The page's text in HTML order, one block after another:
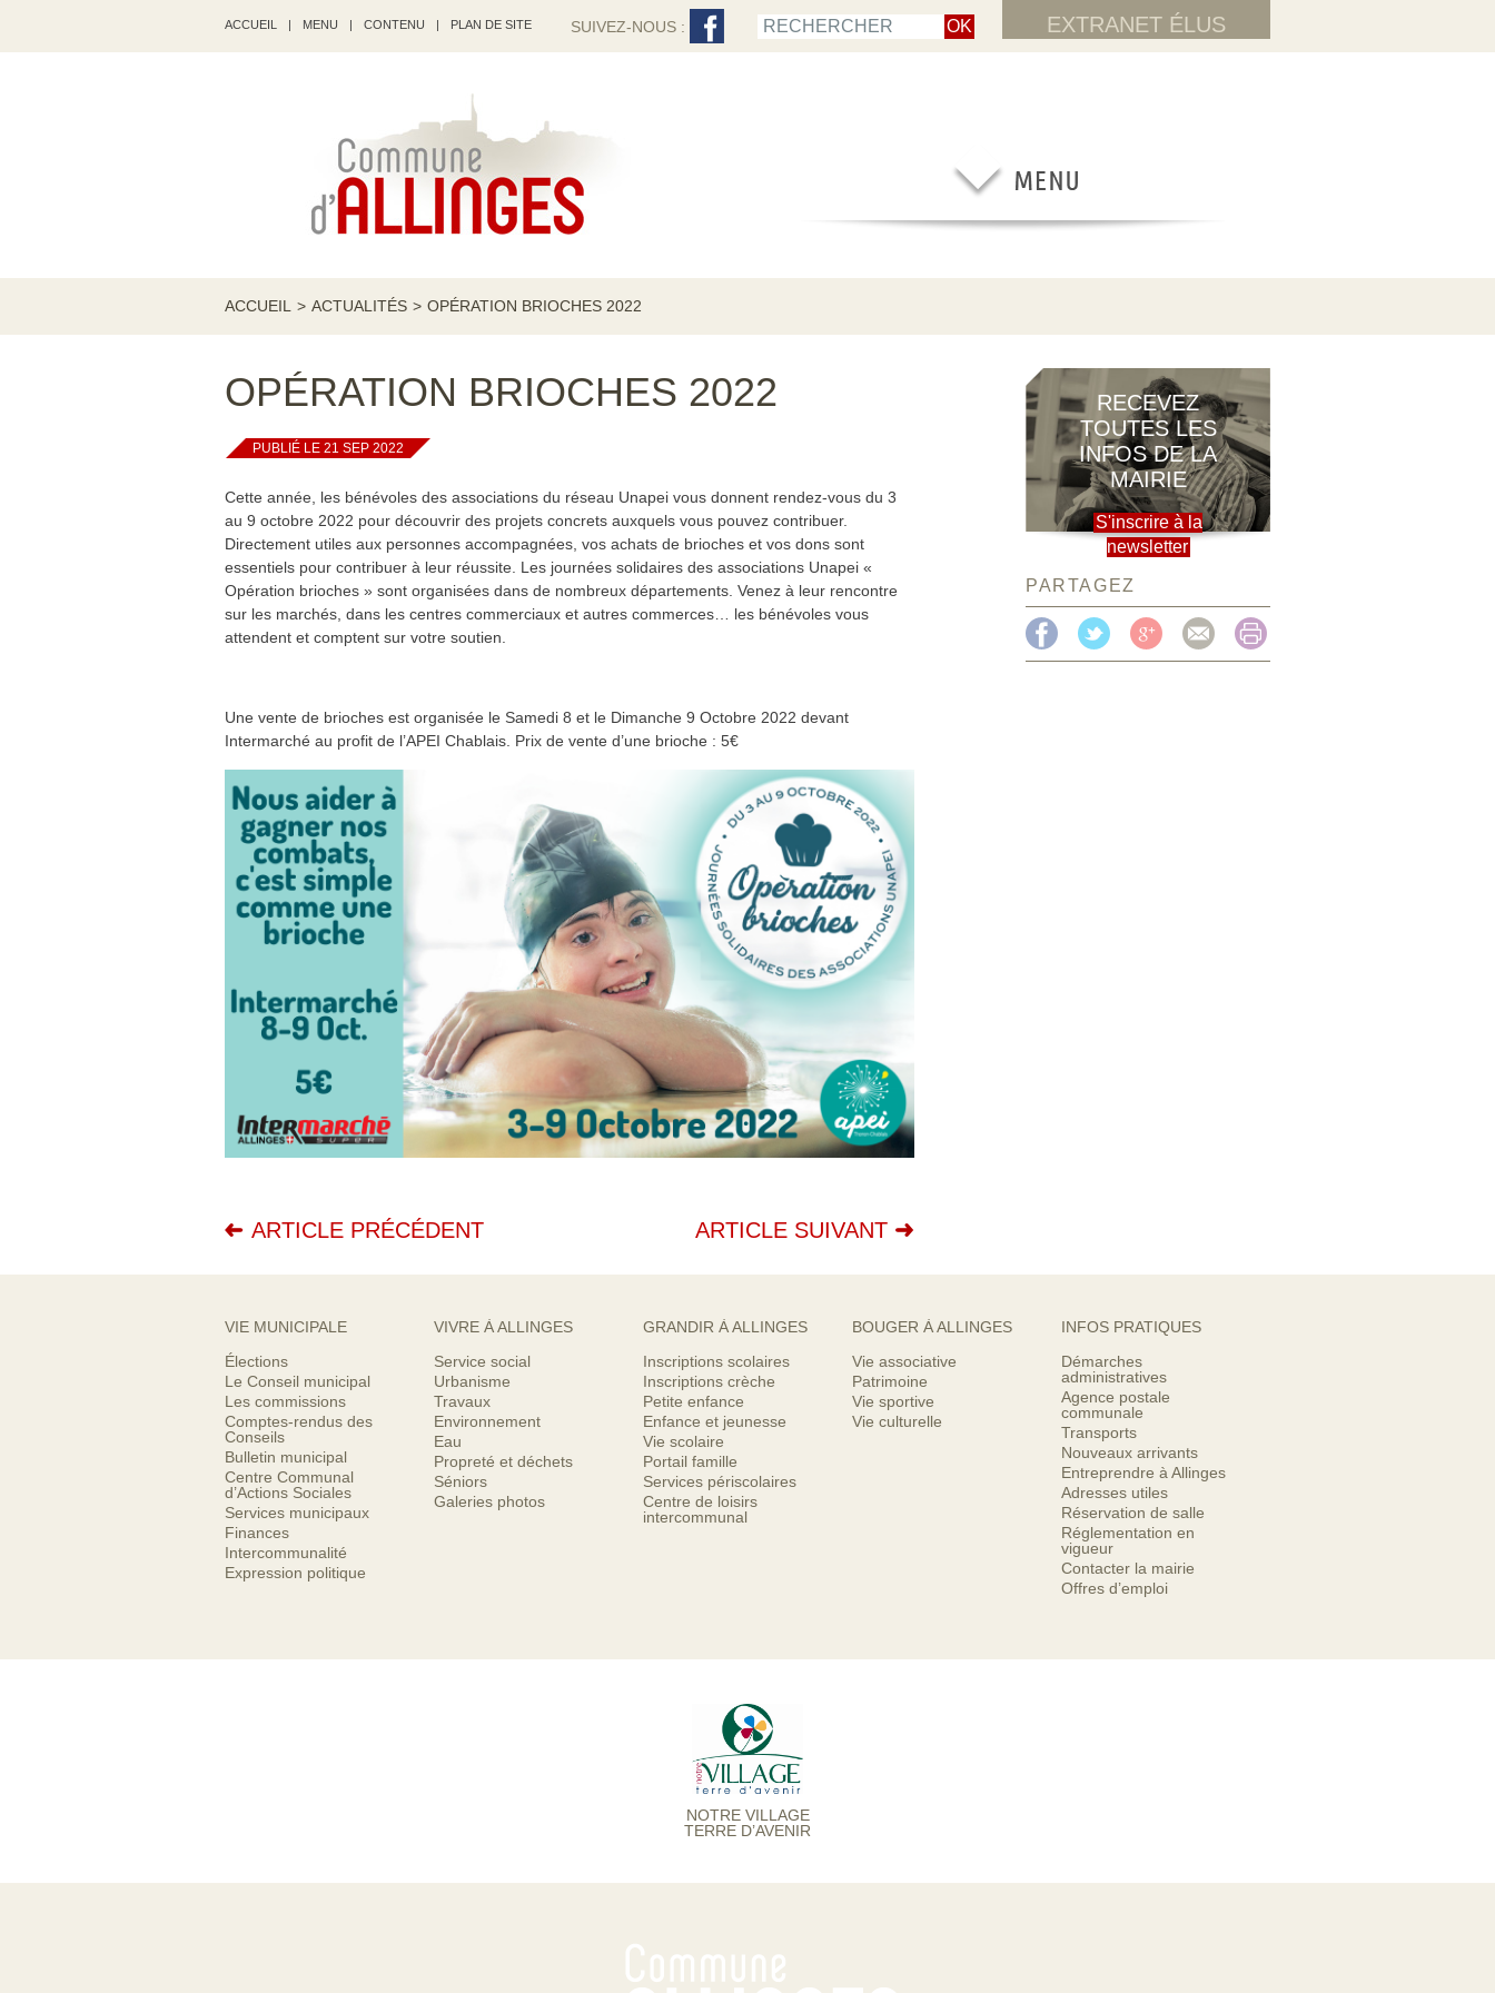
ACCUEIL | MENU | CONTENU | PLAN DE SITE EXTRANET ÉLUS
SUIVEZ-NOUS :
ACCUEIL > ACTUALITÉS > OPÉRATION BRIOCHES 2022
OPÉRATION BRIOCHES 2022
PUBLIÉ LE 21 SEP 2022
Cette année, les bénévoles des associations du réseau Unapei vous donnent rendez-vous du 3
au 9 octobre 2022 pour découvrir des projets concrets auxquels vous pouvez contribuer.
Directement utiles aux personnes accompagnées, vos achats de brioches et vos dons sont
essentiels pour contribuer à leur réussite. Les journées solidaires des associations Unapei «
Opération brioches » sont organisées dans de nombreux départements. Venez à leur rencontre
sur les marchés, dans les centres commerciaux et autres commerces… les bénévoles vous
attendent et comptent sur votre soutien.
Une vente de brioches est organisée le Samedi 8 et le Dimanche 9 Octobre 2022 devant
Intermarché au profit de l’APEI Chablais. Prix de vente d’une brioche : 5€
ARTICLE PRÉCÉDENT ARTICLE SUIVANT
RECEVEZ
TOUTES LES
INFOS DE LA
MAIRIE
S'inscrire à la
newsletter
PARTAGEZ
VIE MUNICIPALE
Élections
Le Conseil municipal
Les commissions
Comptes-rendus des
Conseils
Bulletin municipal
Centre Communal
d’Actions Sociales
Services municipaux
Finances
Intercommunalité
Expression politique
VIVRE À ALLINGES
Service social
Urbanisme
Travaux
Environnement
Eau
Propreté et déchets
Séniors
Galeries photos
GRANDIR À ALLINGES
Inscriptions scolaires
Inscriptions crèche
Petite enfance
Enfance et jeunesse
Vie scolaire
Portail famille
Services périscolaires
Centre de loisirs
intercommunal
BOUGER À ALLINGES
Vie associative
Patrimoine
Vie sportive
Vie culturelle
INFOS PRATIQUES
Démarches
administratives
Agence postale
communale
Transports
Nouveaux arrivants
Entreprendre à Allinges
Adresses utiles
Réservation de salle
Réglementation en
vigueur
Contacter la mairie
Offres d’emploi
NOTRE VILLAGE
TERRE D’AVENIR